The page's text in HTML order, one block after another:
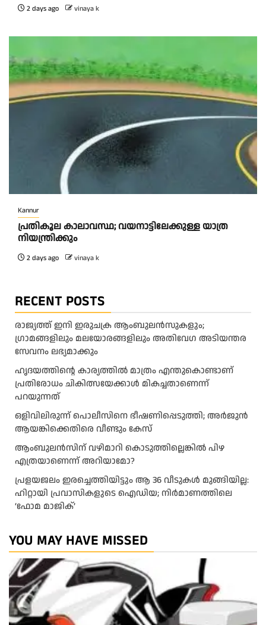
2 days ago vinaya k
Kannur
പ്രതികൂല കാലാവസ്ഥ; വയനാട്ടിലേക്കുള്ള യാത്ര
നിയന്ത്രിക്കും
2 days ago vinaya k
RECENT POSTS
രാജ്യത്ത് ഇനി ഇരുചക്ര ആംബുലന്‍സുകളും;
ഗ്രാമങ്ങളിലും മലയോരങ്ങളിലും അതിവേഗ അടിയന്തര
സേവനം ലഭ്യമാക്കും
ഹൃദയത്തിന്റെ കാര്യത്തിൽ മാത്രം എന്തുകൊണ്ടാണ്
പ്രതിരോധം ചികിത്സയേക്കാൾ മികച്ചതാണെന്ന്
പറയുന്നത്
ഒളിവിലിരുന്ന് പൊലീസിനെ ഭീഷണിപ്പെടുത്തി; അർജുൻ
ആയങ്കിക്കെതിരെ വീണ്ടും കേസ്
ആംബുലന്‍സിന് വഴിമാറി കൊടുത്തില്ലെങ്കില്‍ പിഴ
എത്രയാണെന്ന് അറിയാമോ?
പ്രളയജലം ഇരച്ചെത്തിയിട്ടും ആ 36 വീടുകൾ മുങ്ങിയില്ല:
ഹിറ്റായി പ്രവാസികളുടെ ഐഡിയ; നിർമാണത്തിലെ
‘ഫോമ മാജിക്’
YOU MAY HAVE MISSED